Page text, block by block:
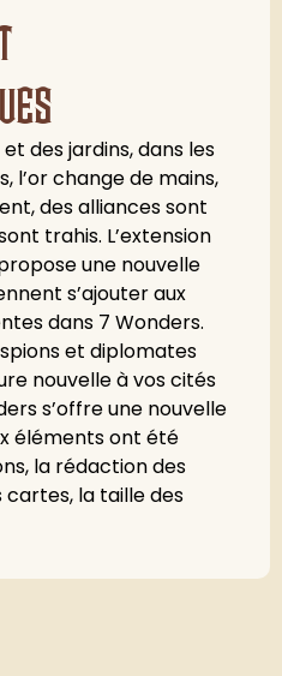
des jardins, dans les
l’or change de mains,
des alliances sont
trahis. L’extension
une nouvelle
s’ajouter aux
dans 7 Wonders.
et diplomates
nouvelle à vos cités
s’offre une nouvelle
éléments ont été
la rédaction des
cartes, la taille des